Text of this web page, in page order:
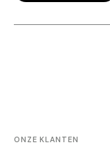
ONZE KLANTEN